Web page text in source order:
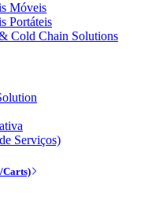
Móveis
Portáteis
Cold Chain Solutions
Serviços)
Carts)